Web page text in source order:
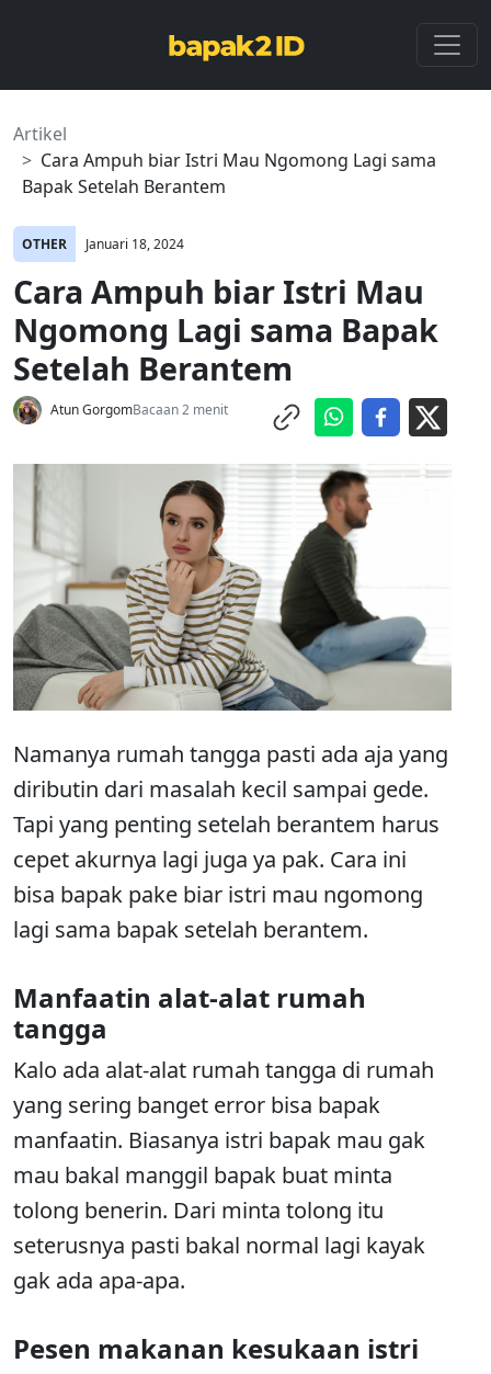
Artikel
Cara Ampuh biar Istri Mau Ngomong Lagi sama
Bapak Setelah Berantem
OTHER Januari 18, 2024
Cara Ampuh biar Istri Mau
Ngomong Lagi sama Bapak
Setelah Berantem
Atun GorgomBacaan 2 menit
Namanya rumah tangga pasti ada aja yang
diributin dari masalah kecil sampai gede.
Tapi yang penting setelah berantem harus
cepet akurnya lagi juga ya pak. Cara ini
bisa bapak pake biar istri mau ngomong
lagi sama bapak setelah berantem.
Manfaatin alat-alat rumah
tangga
Kalo ada alat-alat rumah tangga di rumah
yang sering banget error bisa bapak
manfaatin. Biasanya istri bapak mau gak
mau bakal manggil bapak buat minta
tolong benerin. Dari minta tolong itu
seterusnya pasti bakal normal lagi kayak
gak ada apa-apa.
Pesen makanan kesukaan istri